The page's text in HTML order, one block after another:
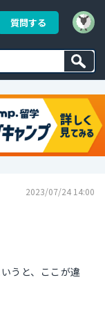
質問する
2023/07/24 14:00
うと、ここが違